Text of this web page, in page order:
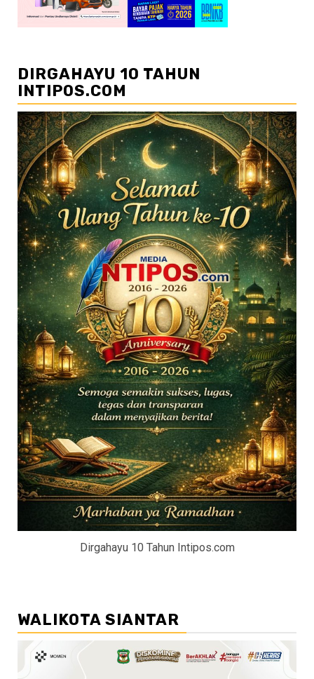
DIRGAHAYU 10 TAHUN
INTIPOS.COM
Dirgahayu 10 Tahun Intipos.com
WALIKOTA SIANTAR